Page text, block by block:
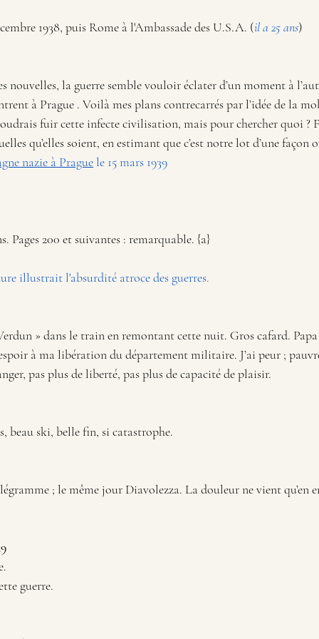
1938, puis Rome à l'Ambassade des U.S.A. (il a 25 ans)
nouvelles, la guerre semble vouloir éclater d’un moment à
à Prague . Voilà mes plans contrecarrés par l’idée de la
fuir cette infecte civilisation, mais pour chercher quoi ?
qu’elles soient, en estimant que c’est notre lot d’une façon
nazie à Prague le 15 mars 1939
Pages 200 et suivantes : remarquable. {a}
illustrait l'absurdité atroce des guerres.
Verdun » dans le train en remontant cette nuit. Gros cafard.
à ma libération du département militaire. J’ai peur ;
pas plus de liberté, pas plus de capacité de plaisir.
beau ski, belle fin, si catastrophe.
; le même jour Diavolezza. La douleur ne vient
guerre.